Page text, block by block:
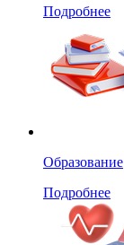
Подробнее
Образование
Подробнее